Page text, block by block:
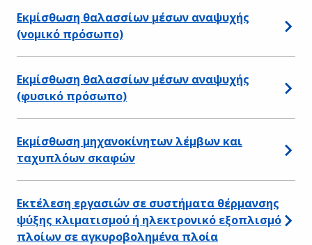
Εκμίσθωση θαλασσίων μέσων αναψυχής
(νομικό πρόσωπο)
Εκμίσθωση θαλασσίων μέσων αναψυχής
(φυσικό πρόσωπο)
Εκμίσθωση μηχανοκίνητων λέμβων και
ταχυπλόων σκαφών
Εκτέλεση εργασιών σε συστήματα θέρμανσης
ψύξης κλιματισμού ή ηλεκτρονικό εξοπλισμό
πλοίων σε αγκυροβολημένα πλοία